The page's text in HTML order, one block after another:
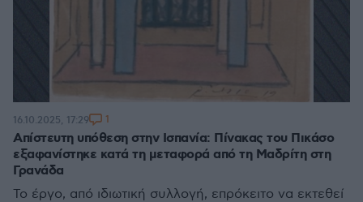
Απίστευτη υπόθεση στην Ισπανία: Πίνακας του Πικάσο
εξαφανίστηκε κατά τη μεταφορά από τη Μαδρίτη στη
Γρανάδα
Το έργο, από ιδιωτική συλλογή, επρόκειτο να εκτεθεί
16.10.2025, 17:29 1